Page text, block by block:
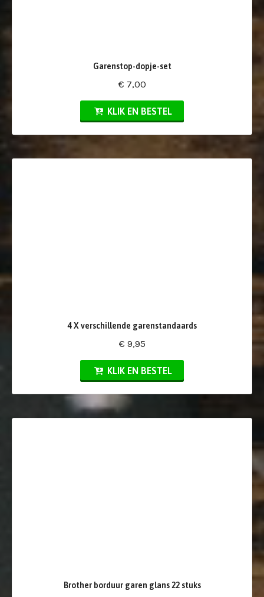
Garenstop-dopje-set
€ 7,00
KLIK EN BESTEL
4 X verschillende garenstandaards
€ 9,95
KLIK EN BESTEL
Brother borduur garen glans 22 stuks